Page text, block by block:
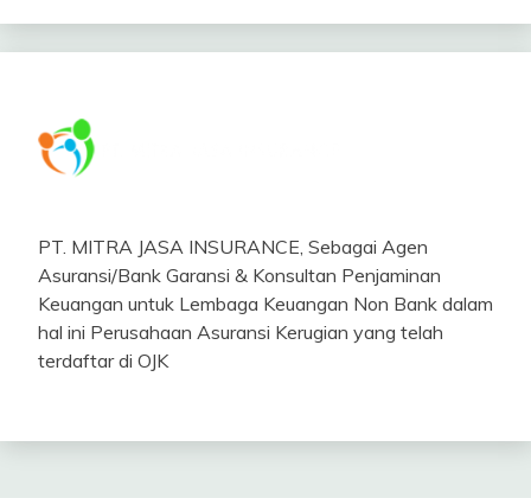
PT. MITRA JASA INSURANCE, Sebagai Agen
Asuransi/Bank Garansi & Konsultan Penjaminan
Keuangan untuk Lembaga Keuangan Non Bank dalam
hal ini Perusahaan Asuransi Kerugian yang telah
terdaftar di OJK